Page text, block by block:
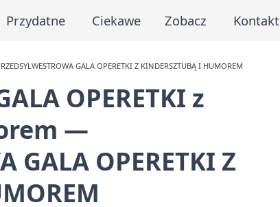
Przydatne Ciekawe Zobacz Kontakt
GALA OPERETKI Z KINDERSZTUBĄ I HUMOREM
OPERETKI z
—
GALA OPERETKI Z